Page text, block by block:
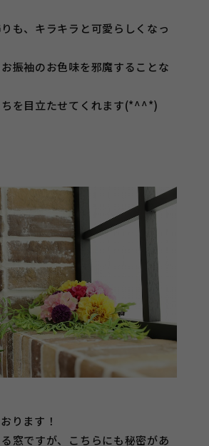
も、キラキラと可愛らしくなっ
振袖のお色味を邪魔することな
を目立たせてくれます(*^^*)
ります！
窓ですが、こちらにも秘密があ